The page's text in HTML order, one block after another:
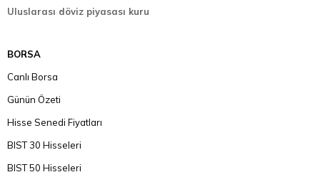
Uluslarası döviz piyasası kuru
BORSA
Canlı Borsa
Günün Özeti
Hisse Senedi Fiyatları
BIST 30 Hisseleri
BIST 50 Hisseleri